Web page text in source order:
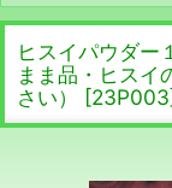
ヒスイパウダー
まま品・ヒスイ
さい）
[23P003]